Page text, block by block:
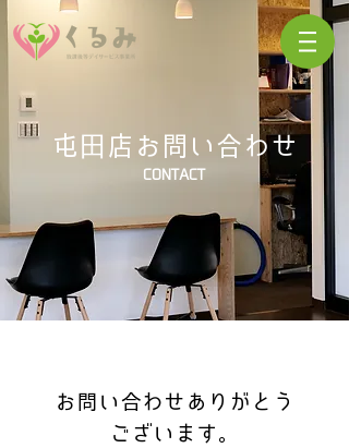
屯田店お問い合わせ
​CONTACT
お問い合わせありがとう
ございます。